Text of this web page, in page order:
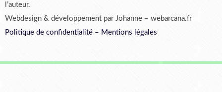
l’auteur.
Webdesign & développement par Johanne – webarcana.fr
Politique de confidentialité – Mentions légales